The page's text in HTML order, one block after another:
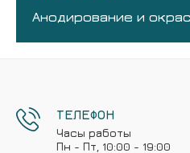
Анодирование и
ТЕЛЕФОН
Часы работы
Пн - Пт, 10:00 - 19:00